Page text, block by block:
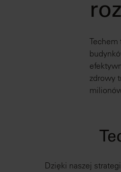
Techem
zdrowy
Dzięki naszej